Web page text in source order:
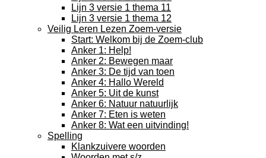
Lijn 3 versie 1 thema 11
Lijn 3 versie 1 thema 12
Veilig Leren Lezen Zoem-versie
Start: Welkom bij de Zoem-club
Anker 1: Help!
Anker 2: Bewegen maar
Anker 3: De tijd van toen
Anker 4: Hallo Wereld
Anker 5: Uit de kunst
Anker 6: Natuur natuurlijk
Anker 7: Eten is weten
Anker 8: Wat een uitvinding!
Spelling
Klankzuivere woorden